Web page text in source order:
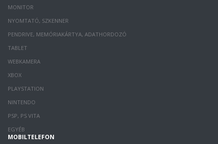
MONITOR
NYOMTATÓ, SZKENNER
PENDRIVE, MEMÓRIAKÁRTYA, ADATHORDOZÓ
TABLET
WEBKAMERA
XBOX
PLAYSTATION
NINTENDO
PSP, PS VITA
EGYÉB
MOBILTELEFON